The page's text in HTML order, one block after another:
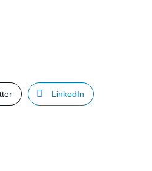
LinkedIn